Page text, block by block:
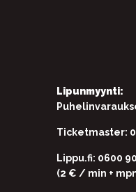
Lipunmyynti:
Ticketmaster:
Lippu.fi: 0600
(2 € / min +